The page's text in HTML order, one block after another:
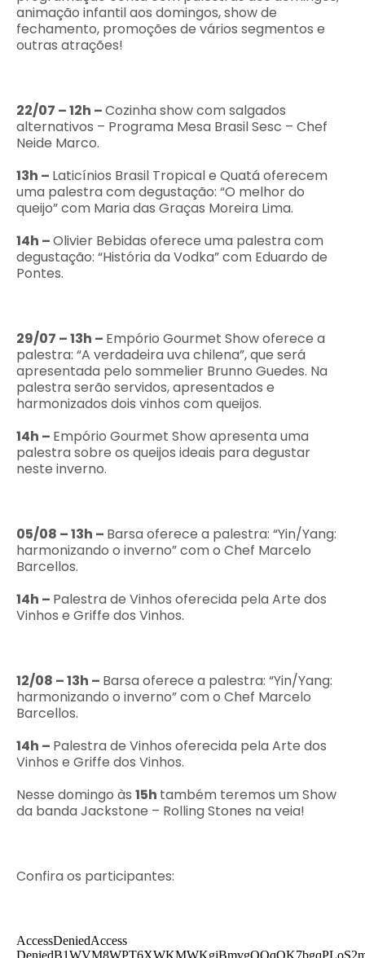
animação infantil aos domingos, show de
fechamento, promoções de vários segmentos e
outras atrações!
22/07 – 12h –Cozinha show com salgados
alternativos – Programa Mesa Brasil Sesc – Chef
Neide Marco.
13h – Laticínios Brasil Tropical e Quatá oferecem
uma palestra com degustação: “O melhor do
queijo” com Maria das Graças Moreira Lima.
14h –Olivier Bebidas oferece uma palestra com
degustação: “História da Vodka” com Eduardo de
Pontes.
29/07 – 13h – Empório Gourmet Show oferece a
palestra: “A verdadeira uva chilena”, que será
apresentada pelo sommelier Brunno Guedes. Na
palestra serão servidos, apresentados e
harmonizados dois vinhos com queijos.
14h – Empório Gourmet Show apresenta uma
palestra sobre os queijos ideais para degustar
neste inverno.
05/08 – 13h – Barsa oferece a palestra: “Yin/Yang:
harmonizando o inverno” com o Chef Marcelo
Barcellos.
14h – Palestra de Vinhos oferecida pela Arte dos
Vinhos e Griffe dos Vinhos.
12/08 – 13h – Barsa oferece a palestra: “Yin/Yang:
harmonizando o inverno” com o Chef Marcelo
Barcellos.
14h – Palestra de Vinhos oferecida pela Arte dos
Vinhos e Griffe dos Vinhos.
Nesse domingo às 15h também teremos um Show
da banda Jackstone – Rolling Stones na veia!
Confira os participantes: